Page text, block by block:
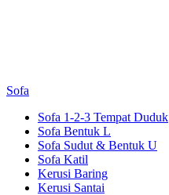
Sofa
Sofa 1-2-3 Tempat Duduk
Sofa Bentuk L
Sofa Sudut & Bentuk U
Sofa Katil
Kerusi Baring
Kerusi Santai